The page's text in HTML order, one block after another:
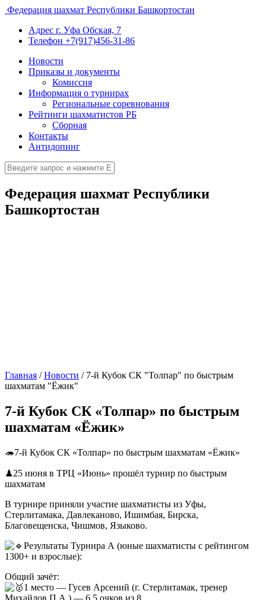
Федерация шахмат Республики Башкортостан
Адрес г. Уфа Обская, 7
Телефон +7(917)456-31-86
Новости
Приказы и документы
Комиссия
Информация о турнирах
Региональные соревнования
Рейтинги шахматистов РБ
Сборная
Контакты
Антидопинг
Федерация шахмат Республики
Башкортостан
Главная /Новости / 7-й Кубок СК "Толпар" по быстрым
шахматам "Ëжик"
7-й Кубок СК «Толпар» по быстрым
шахматам «Ëжик»
🦔7-й Кубок СК «Толпар» по быстрым шахматам «Ëжик»
♟25 июня в ТРЦ «Июнь» прошёл турнир по быстрым
шахматам
В турнире приняли участие шахматисты из Уфы,
Стерлитамака, Давлеканово, Ишимбая, Бирска,
Благовещенска, Чишмов, Языково.
Результаты Турнира А (юные шахматисты с рейтингом
1300+ и взрослые):
Общий зачёт:
1 место — Гусев Арсений (г. Стерлитамак, тренер
Михайлов П.А.) — 6.5 очков из 8